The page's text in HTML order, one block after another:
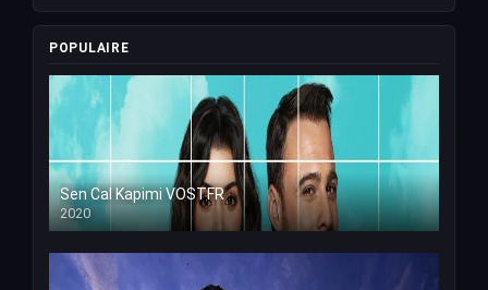
POPULAIRE
Sen Cal Kapimi VOSTFR
2020